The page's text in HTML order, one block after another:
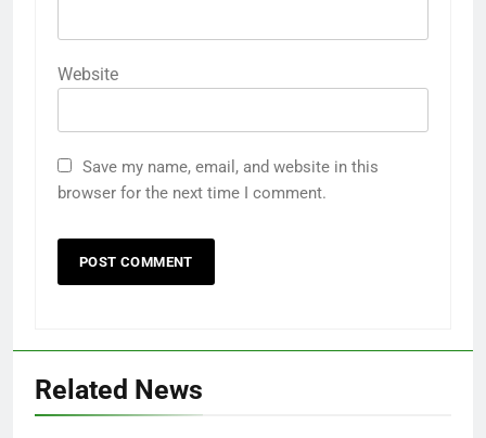
Website
Save my name, email, and website in this
browser for the next time I comment.
Related News